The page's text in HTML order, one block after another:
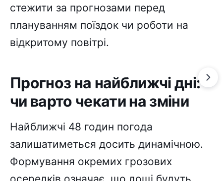
стежити за прогнозами перед
плануванням поїздок чи роботи на
відкритому повітрі.
Прогноз на найближчі дні:
чи варто чекати на зміни
Найближчі 48 годин погода
залишатиметься досить динамічною.
Формування окремих грозових